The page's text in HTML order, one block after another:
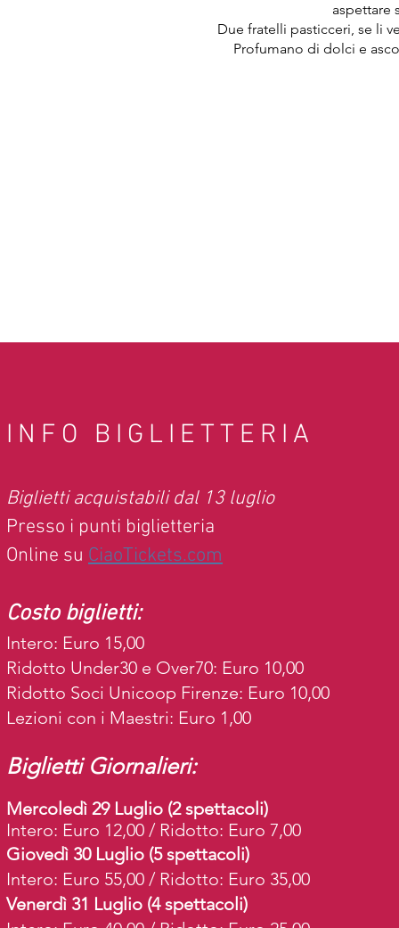
aspettare
Due fratelli pasticceri, se li
Profumano di dolci e
INFO BIGLIETTERIA
Biglietti acquistabili dal 13 luglio
Presso i punti biglietteria
Online su CiaoTickets.com
Costo biglietti:
Intero: Euro 15,00
Ridotto Under30 e Over70: Euro 10,00
Ridotto Soci Unicoop Firenze: Euro 10,00
Lezioni con i Maestri: Euro 1,00
Biglietti Giornalieri:
Mercoledì 29 Luglio (2 spettacoli)
Intero: Euro 12,00 / Ridotto: Euro 7,00
Giovedì 30 Luglio (5 spettacoli)
Intero: Euro 55,00 / Ridotto: Euro 35,00
Venerdì 31 Luglio (4 spettacoli)